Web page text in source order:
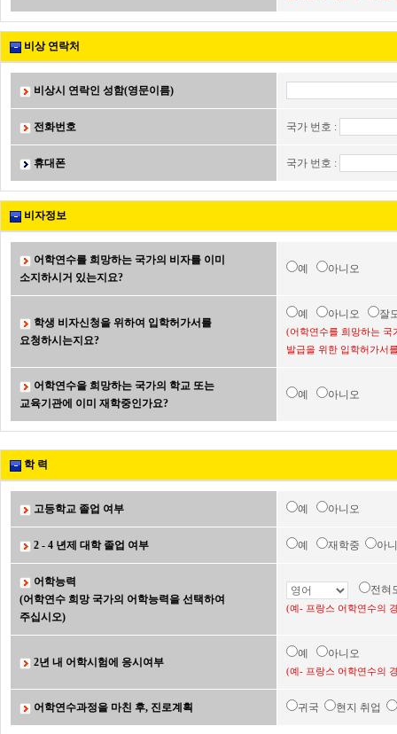
비상 연락처
비상시 연락인 성함(영문이름)
전화번호 국가 번호 :
휴대폰 국가 번호 :
비자정보
어학연수를 희망하는 국가의 비자를 이미
소지하시거 있는지요?
예 아니오
학생 비자신청을 위하여 입학허가서를
요청하시는지요?
예 아니오 잘
(어학연수를 희망하는 국
발급을 위한 입학허가서
어학연수을 희망하는 국가의 학교 또는
교육기관에 이미 재학중인가요?
예 아니오
학 력
고등학교 졸업 여부 예 아니오
2 - 4 년제 대학 졸업 여부 예 재학중 아
어학능력
(어학연수 희망 국가의 어학능력을 선택하여
주십시오)
전
(예- 프랑스 어학연수의
2년 내 어학시험에 응시여부
예 아니오
(예- 프랑스 어학연수의
어학연수과정을 마친 후, 진로계획 귀국 현지 취업